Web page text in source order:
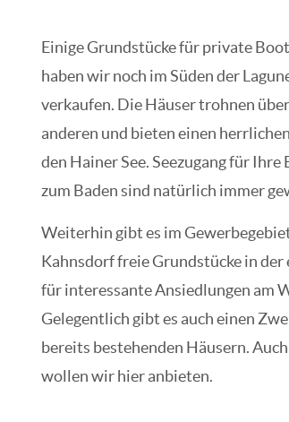
Einige Grundstücke für private
haben wir noch im Süden der
verkaufen. Die Häuser trohnen
anderen und bieten einen
den Hainer See. Seezugang für Ihre
zum Baden sind natürlich immer
Weiterhin gibt es im
Kahnsdorf freie Grundstücke in der
für interessante Ansiedlungen am
Gelegentlich gibt es auch einen
bereits bestehenden Häusern.
wollen wir hier anbieten.